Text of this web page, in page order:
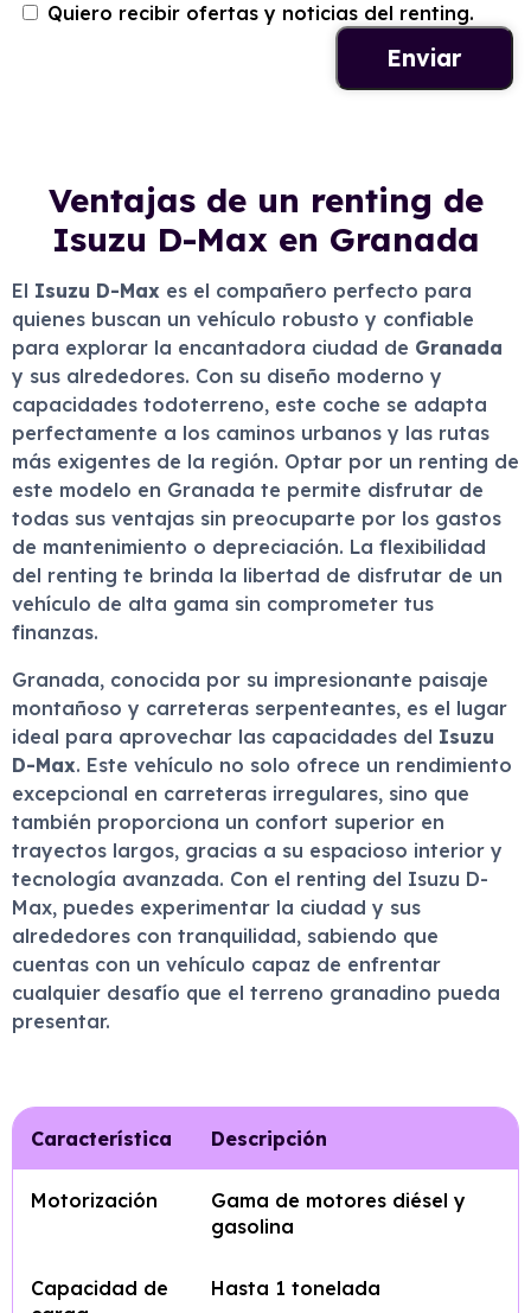
Quiero recibir ofertas y noticias del renting.
Ventajas de un renting de
Isuzu D-Max en Granada
El Isuzu D-Max es el compañero perfecto para
quienes buscan un vehículo robusto y confiable
para explorar la encantadora ciudad de Granada
y sus alrededores. Con su diseño moderno y
capacidades todoterreno, este coche se adapta
perfectamente a los caminos urbanos y las rutas
más exigentes de la región. Optar por un renting de
este modelo en Granada te permite disfrutar de
todas sus ventajas sin preocuparte por los gastos
de mantenimiento o depreciación. La flexibilidad
del renting te brinda la libertad de disfrutar de un
vehículo de alta gama sin comprometer tus
finanzas.
Granada, conocida por su impresionante paisaje
montañoso y carreteras serpenteantes, es el lugar
ideal para aprovechar las capacidades del Isuzu
D-Max. Este vehículo no solo ofrece un rendimiento
excepcional en carreteras irregulares, sino que
también proporciona un confort superior en
trayectos largos, gracias a su espacioso interior y
tecnología avanzada. Con el renting del Isuzu D-
Max, puedes experimentar la ciudad y sus
alrededores con tranquilidad, sabiendo que
cuentas con un vehículo capaz de enfrentar
cualquier desafío que el terreno granadino pueda
presentar.
Característica Descripción
Motorización
Gama de motores diésel y
gasolina
Capacidad de
Hasta 1 tonelada